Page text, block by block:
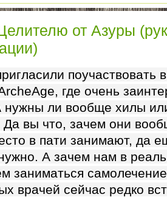
от Азуры
поучаствовать
где очень
нужны ли вообще хилы
Да вы что, зачем они
в пати занимают, да
А зачем нам в
заниматься
врачей сейчас редко